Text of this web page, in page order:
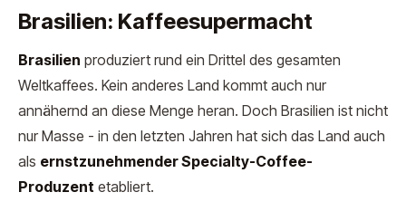
Brasilien: Kaffeesupermacht
Brasilien produziert rund ein Drittel des gesamten
Weltkaffees. Kein anderes Land kommt auch nur
annähernd an diese Menge heran. Doch Brasilien ist nicht
nur Masse - in den letzten Jahren hat sich das Land auch
als ernstzunehmender Specialty-Coffee-
Produzent etabliert.